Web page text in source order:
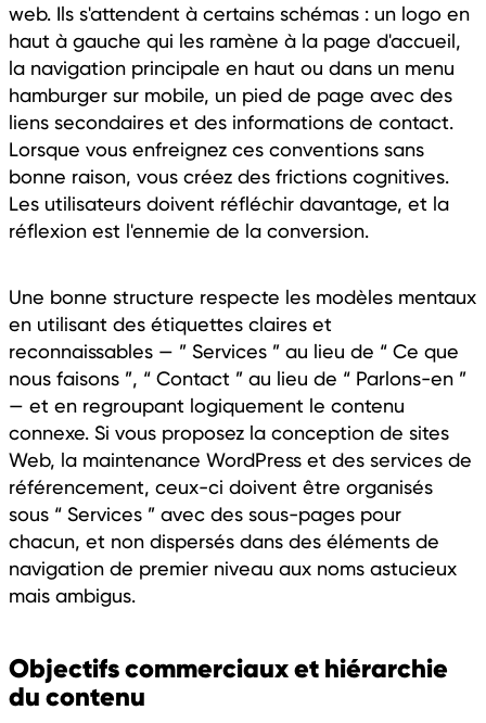
web. Ils s'attendent à certains schémas : un logo en
haut à gauche qui les ramène à la page d'accueil,
la navigation principale en haut ou dans un menu
hamburger sur mobile, un pied de page avec des
liens secondaires et des informations de contact.
Lorsque vous enfreignez ces conventions sans
bonne raison, vous créez des frictions cognitives.
Les utilisateurs doivent réfléchir davantage, et la
réflexion est l'ennemie de la conversion.
Une bonne structure respecte les modèles mentaux
en utilisant des étiquettes claires et
reconnaissables — ” Services ” au lieu de “ Ce que
nous faisons ”, “ Contact ” au lieu de “ Parlons-en ”
— et en regroupant logiquement le contenu
connexe. Si vous proposez la conception de sites
Web, la maintenance WordPress et des services de
référencement, ceux-ci doivent être organisés
sous “ Services ” avec des sous-pages pour
chacun, et non dispersés dans des éléments de
navigation de premier niveau aux noms astucieux
mais ambigus.
Objectifs commerciaux et hiérarchie
du contenu